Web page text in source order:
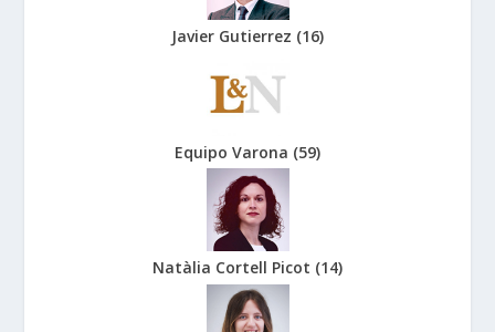
Javier Gutierrez (16)
Equipo Varona (59)
Natàlia Cortell Picot (14)